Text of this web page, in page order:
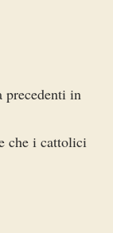
precedenti in
che i cattolici